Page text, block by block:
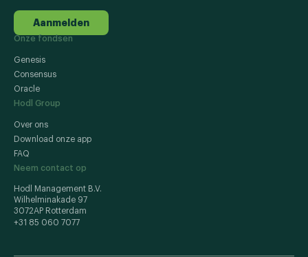
Aanmelden
Onze fondsen
Genesis
Consensus
Oracle
Hodl Group
Over ons
Download onze app
FAQ
Neem contact op
Hodl Management B.V.
Wilhelminakade 97
3072AP Rotterdam
+31 85 060 7077